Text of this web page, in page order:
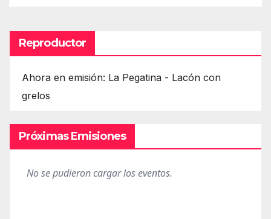
Reproductor
Ahora en emisión: La Pegatina - Lacón con
grelos
Próximas Emisiones